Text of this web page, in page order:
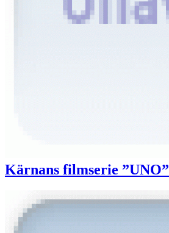
Kärnans filmserie ”UNO”